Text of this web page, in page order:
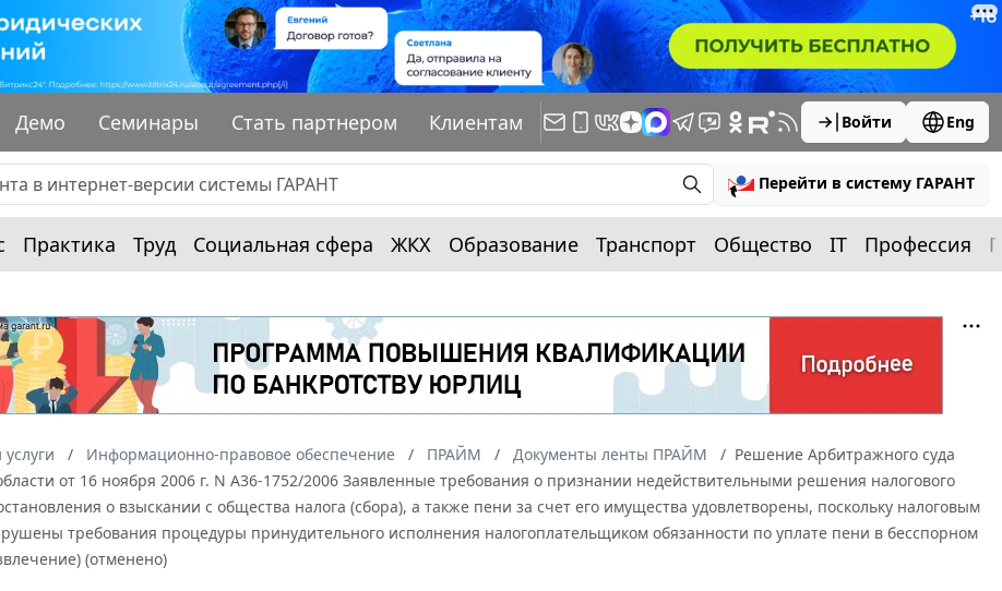
Демо Семинары Стать партнером Клиентам Войти Eng
Перейти в систему ГАРАНТ
Практика Труд Социальная сфера ЖКХ Образование Транспорт Общество IT Профессия
Информационно-правовое обеспечение ПРАЙМ Документы ленты ПРАЙМ
Решение Арбитражного суда
от 16 ноября 2006 г. N А36-1752/2006 Заявленные требования о признании недействительными решения налогового
о взыскании с общества налога (сбора), а также пени за счет его имущества удовлетворены, поскольку налоговым
требования процедуры принудительного исполнения налогоплательщиком обязанности по уплате пени в бесспорном
(отменено)